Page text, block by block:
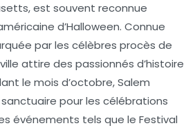
est souvent reconnue
d’Halloween. Connue
par les célèbres procès de
ville attire des passionnés d’histoire
le mois d’octobre, Salem
pour les célébrations
événements tels que le Festival